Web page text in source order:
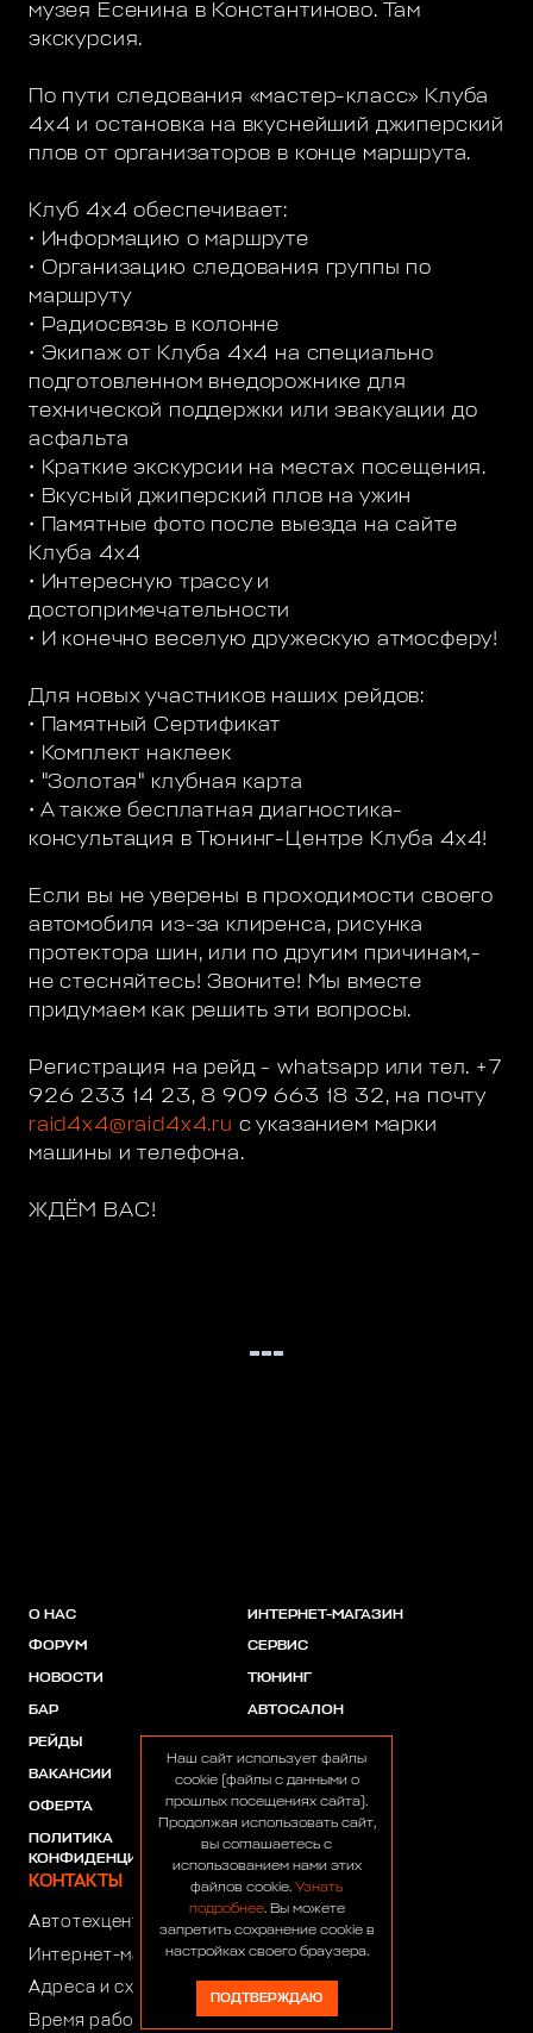
музея Есенина в Константиново. Там
экскурсия.
По пути следования «мастер-класс» Клуба
4х4 и остановка на вкуснейший джиперский
плов от организаторов в конце маршрута.
Клуб 4х4 обеспечивает:
• Информацию о маршруте
• Организацию следования группы по
маршруту
• Радиосвязь в колонне
• Экипаж от Клуба 4х4 на специально
подготовленном внедорожнике для
технической поддержки или эвакуации до
асфальта
• Краткие экскурсии на местах посещения.
• Вкусный джиперский плов на ужин
• Памятные фото после выезда на сайте
Клуба 4х4
• Интересную трассу и
достопримечательности
• И конечно веселую дружескую атмосферу!
Для новых участников наших рейдов:
• Памятный Сертификат
• Комплект наклеек
• "Золотая" клубная карта
• А также бесплатная диагностика-
консультация в Тюнинг-Центре Клуба 4х4!
Если вы не уверены в проходимости своего
автомобиля из-за клиренса, рисунка
протектора шин, или по другим причинам,-
не стесняйтесь! Звоните! Мы вместе
придумаем как решить эти вопросы.
Регистрация на рейд - whatsapp или тел. +7
926 233 14 23, 8 909 663 18 32, на почту
raid4x4@raid4x4.ru с указанием марки
машины и телефона.
ЖДЁМ ВАС!
О НАС
ФОРУМ
НОВОСТИ
БАР
РЕЙДЫ
ВАКАНСИИ
ОФЕРТА
ПОЛИТИКА
КОНФИДЕНЦИАЛЬНОСТИ
ИНТЕРНЕТ-МАГАЗИН
СЕРВИС
ТЮНИНГ
АВТОСАЛОН
ПАРТНЕРЫ
КОНТАКТЫ
Автотехцентр:
Интернет-магазин:+7 (916) 922-44-44
Адреса и схемы проезда
Время работы автотехцентра:
Наш сайт использует файлы
cookie (файлы с данными о
прошлых посещениях сайта).
Продолжая использовать сайт,
вы соглашаетесь с
использованием нами этих
файлов cookie. Узнать
подробнее. Вы можете
запретить сохранение cookie в
настройках своего браузера.
ПОДТВЕРЖДАЮ